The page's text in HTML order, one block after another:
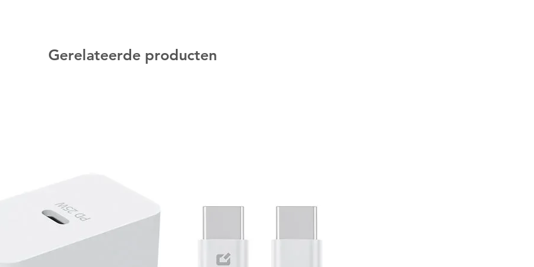
te bergen met 4 verdelers om het
Gerelateerde producten